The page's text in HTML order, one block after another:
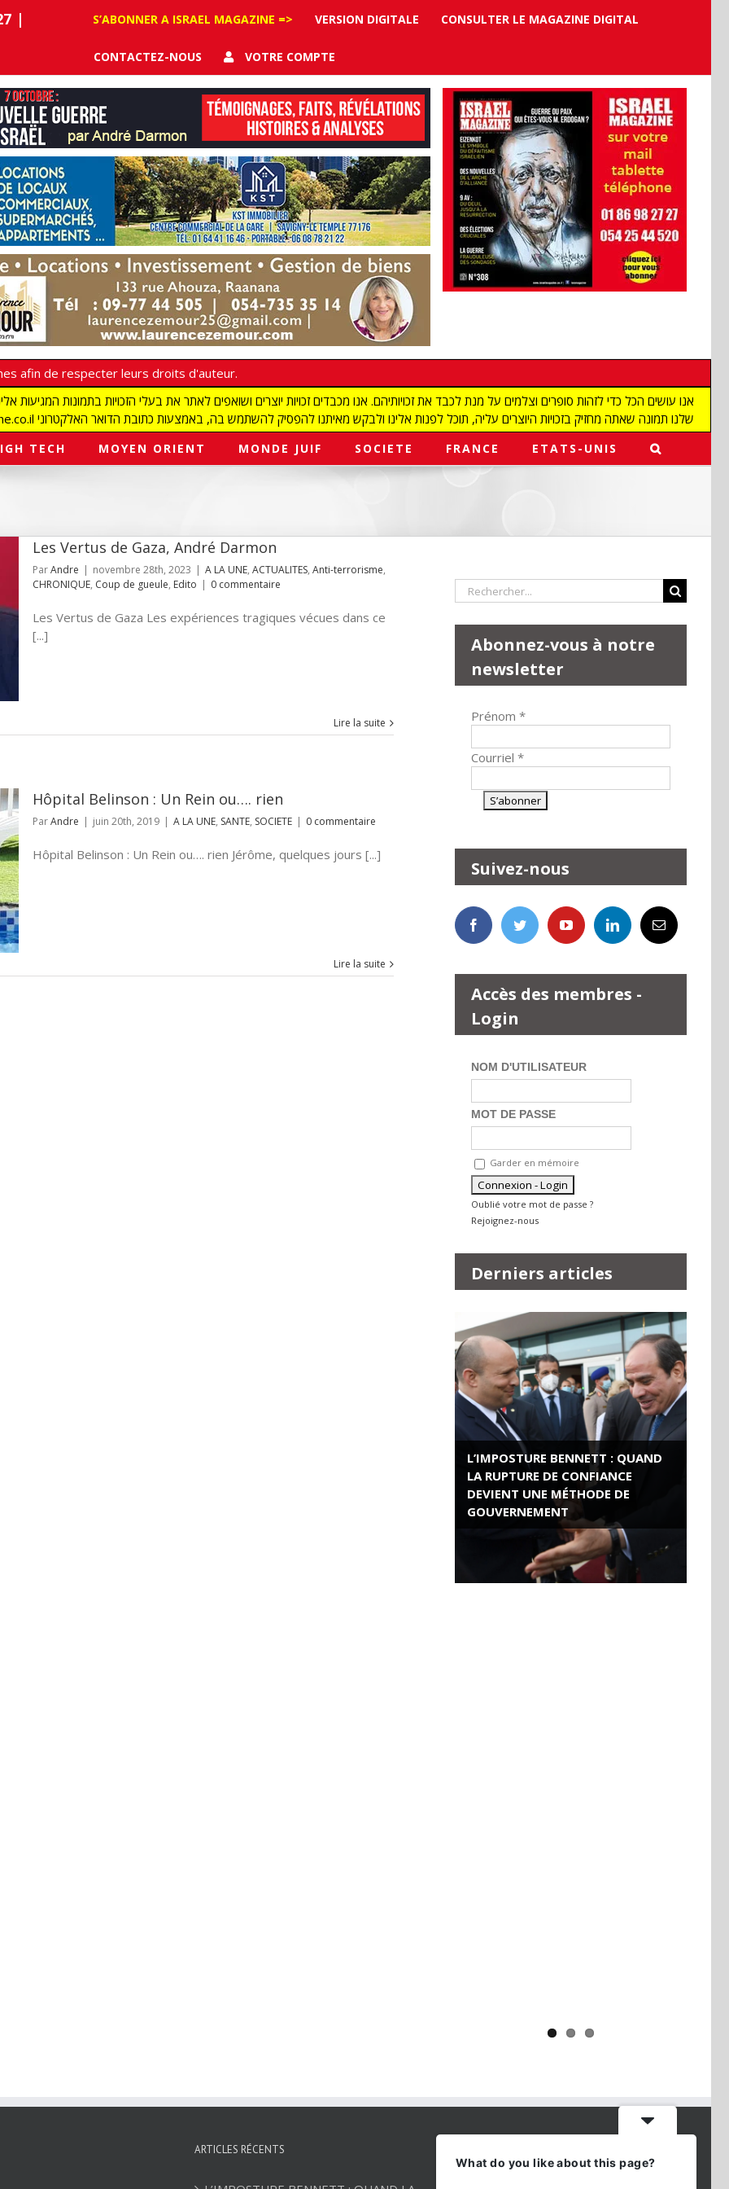
|
S’ABONNER A ISRAEL MAGAZINE => VERSION DIGITALE CONSULTER LE MAGAZINE DIGITAL
CONTACTEZ-NOUS VOTRE COMPTE
afin de respecter leurs droits d'auteur.
redaction@israelmagazine.co.il שלנו תמונה שאתה מחזיק בזכויות היוצרים עליה, תוכל לפנות אלינו ולבקש מאיתנו להפסיק להשתמש בה, באמצעות כתובת הדואר האלקטרוני
TECH MOYEN ORIENT MONDE JUIF SOCIETE FRANCE ETATS-UNIS
Les Vertus de Gaza, André Darmon
ParAndre | novembre 28th, 2023 | A LA UNE, ACTUALITES, Anti-terrorisme,
CHRONIQUE, Coup de gueule, Edito | 0 commentaire
Les Vertus de Gaza Les expériences tragiques vécues dans ce
[...]
Lire la suite
Hôpital Belinson : Un Rein ou…. rien
ParAndre juin 20th, 2019 A LA UNE, SANTE, SOCIETE 0 commentaire
Hôpital Belinson : Un Rein ou…. rien Jérôme, quelques jours [...]
Lire la suite
Rechercher:
Abonnez-vous à notre
newsletter
Prénom *
Courriel *
Suivez-nous
Accès des membres -
Login
NOM D'UTILISATEUR
MOT DE PASSE
Garder en mémoire
Oublié votre mot de passe ?
Rejoignez-nous
Derniers articles
L’IMPOSTURE BENNETT : QUAND
LA RUPTURE DE CONFIANCE
DEVIENT UNE MÉTHODE DE
GOUVERNEMENT
ROSE VALLAND, HEROÏNE DE LA
RESISTANCE FRANÇAISE
ARTICLES RÉCENTS
What do you like about this page?